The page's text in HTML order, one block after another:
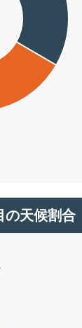
の天候割合